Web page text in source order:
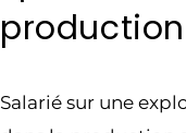
Salarié sur une